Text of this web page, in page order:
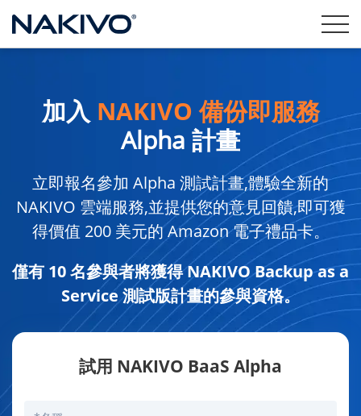
加入 NAKIVO 備份即服務
Alpha 計畫
立即報名參加 Alpha 測試計畫,體驗全新的
NAKIVO 雲端服務,並提供您的意見回饋,即可獲
得價值 200 美元的 Amazon 電子禮品卡。
僅有 10 名參與者將獲得 NAKIVO Backup as a
Service 測試版計畫的參與資格。
試用 NAKIVO BaaS Alpha